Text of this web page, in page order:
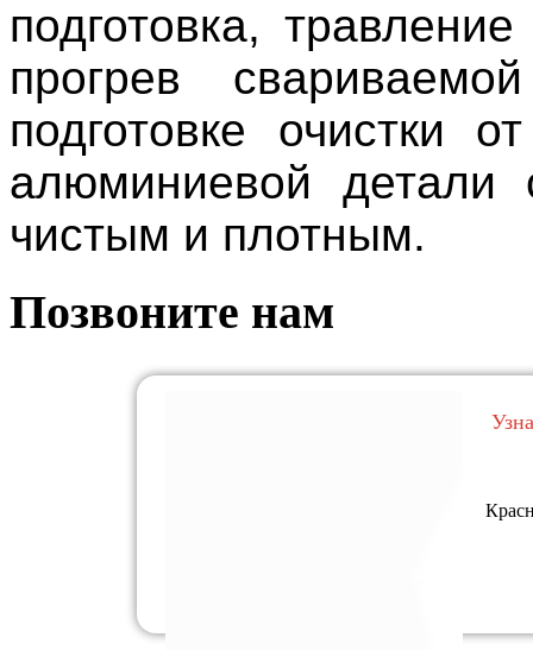
подготовка,
прогрев
подготовке очистки
алюминиевой детали
чистым и плотным.
Позвоните нам